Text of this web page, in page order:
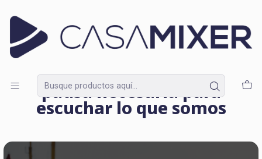
Inicio
Cerrar el año en música: una pausa necesaria para escuchar lo
que somos
Cerrar el año en música: una
pausa necesaria para
escuchar lo que somos